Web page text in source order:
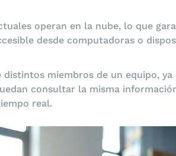
operan en la nube, lo que
desde computadoras o
distintos miembros de un equipo,
consultar la misma
real.